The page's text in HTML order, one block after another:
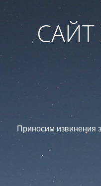
САЙТ
Приносим извинения